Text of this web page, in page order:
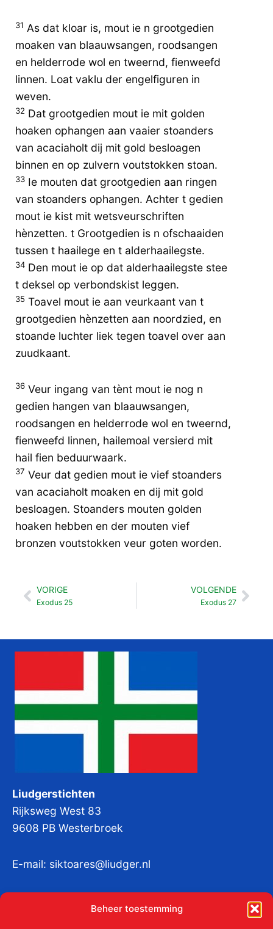
Beheer toestemming
31 As dat kloar is, mout ie n grootgedien
moaken van blaauwsangen, roodsangen
en helderrode wol en tweernd, fienweefd
linnen. Loat vaklu der engelfiguren in
weven.
32 Dat grootgedien mout ie mit golden
hoaken ophangen aan vaaier stoanders
van acaciaholt dij mit gold besloagen
binnen en op zulvern voutstokken stoan.
33 Ie mouten dat grootgedien aan ringen
van stoanders ophangen. Achter t gedien
mout ie kist mit wetsveurschriften
hènzetten. t Grootgedien is n ofschaaiden
tussen t haailege en t alderhaailegste.
34 Den mout ie op dat alderhaailegste stee
t deksel op verbondskist leggen.
35 Toavel mout ie aan veurkaant van t
grootgedien hènzetten aan noordzied, en
stoande luchter liek tegen toavel over aan
zuudkaant.
36 Veur ingang van tènt mout ie nog n
gedien hangen van blaauwsangen,
roodsangen en helderrode wol en tweernd,
fienweefd linnen, hailemoal versierd mit
hail fien beduurwaark.
37 Veur dat gedien mout ie vief stoanders
van acaciaholt moaken en dij mit gold
besloagen. Stoanders mouten golden
hoaken hebben en der mouten vief
bronzen voutstokken veur goten worden.
Vorige
VORIGE
Exodus 25
VOLGENDE
Exodus 27
Liudgerstichten
Rijksweg West 83
9608 PB Westerbroek
E-mail: siktoares@liudger.nl